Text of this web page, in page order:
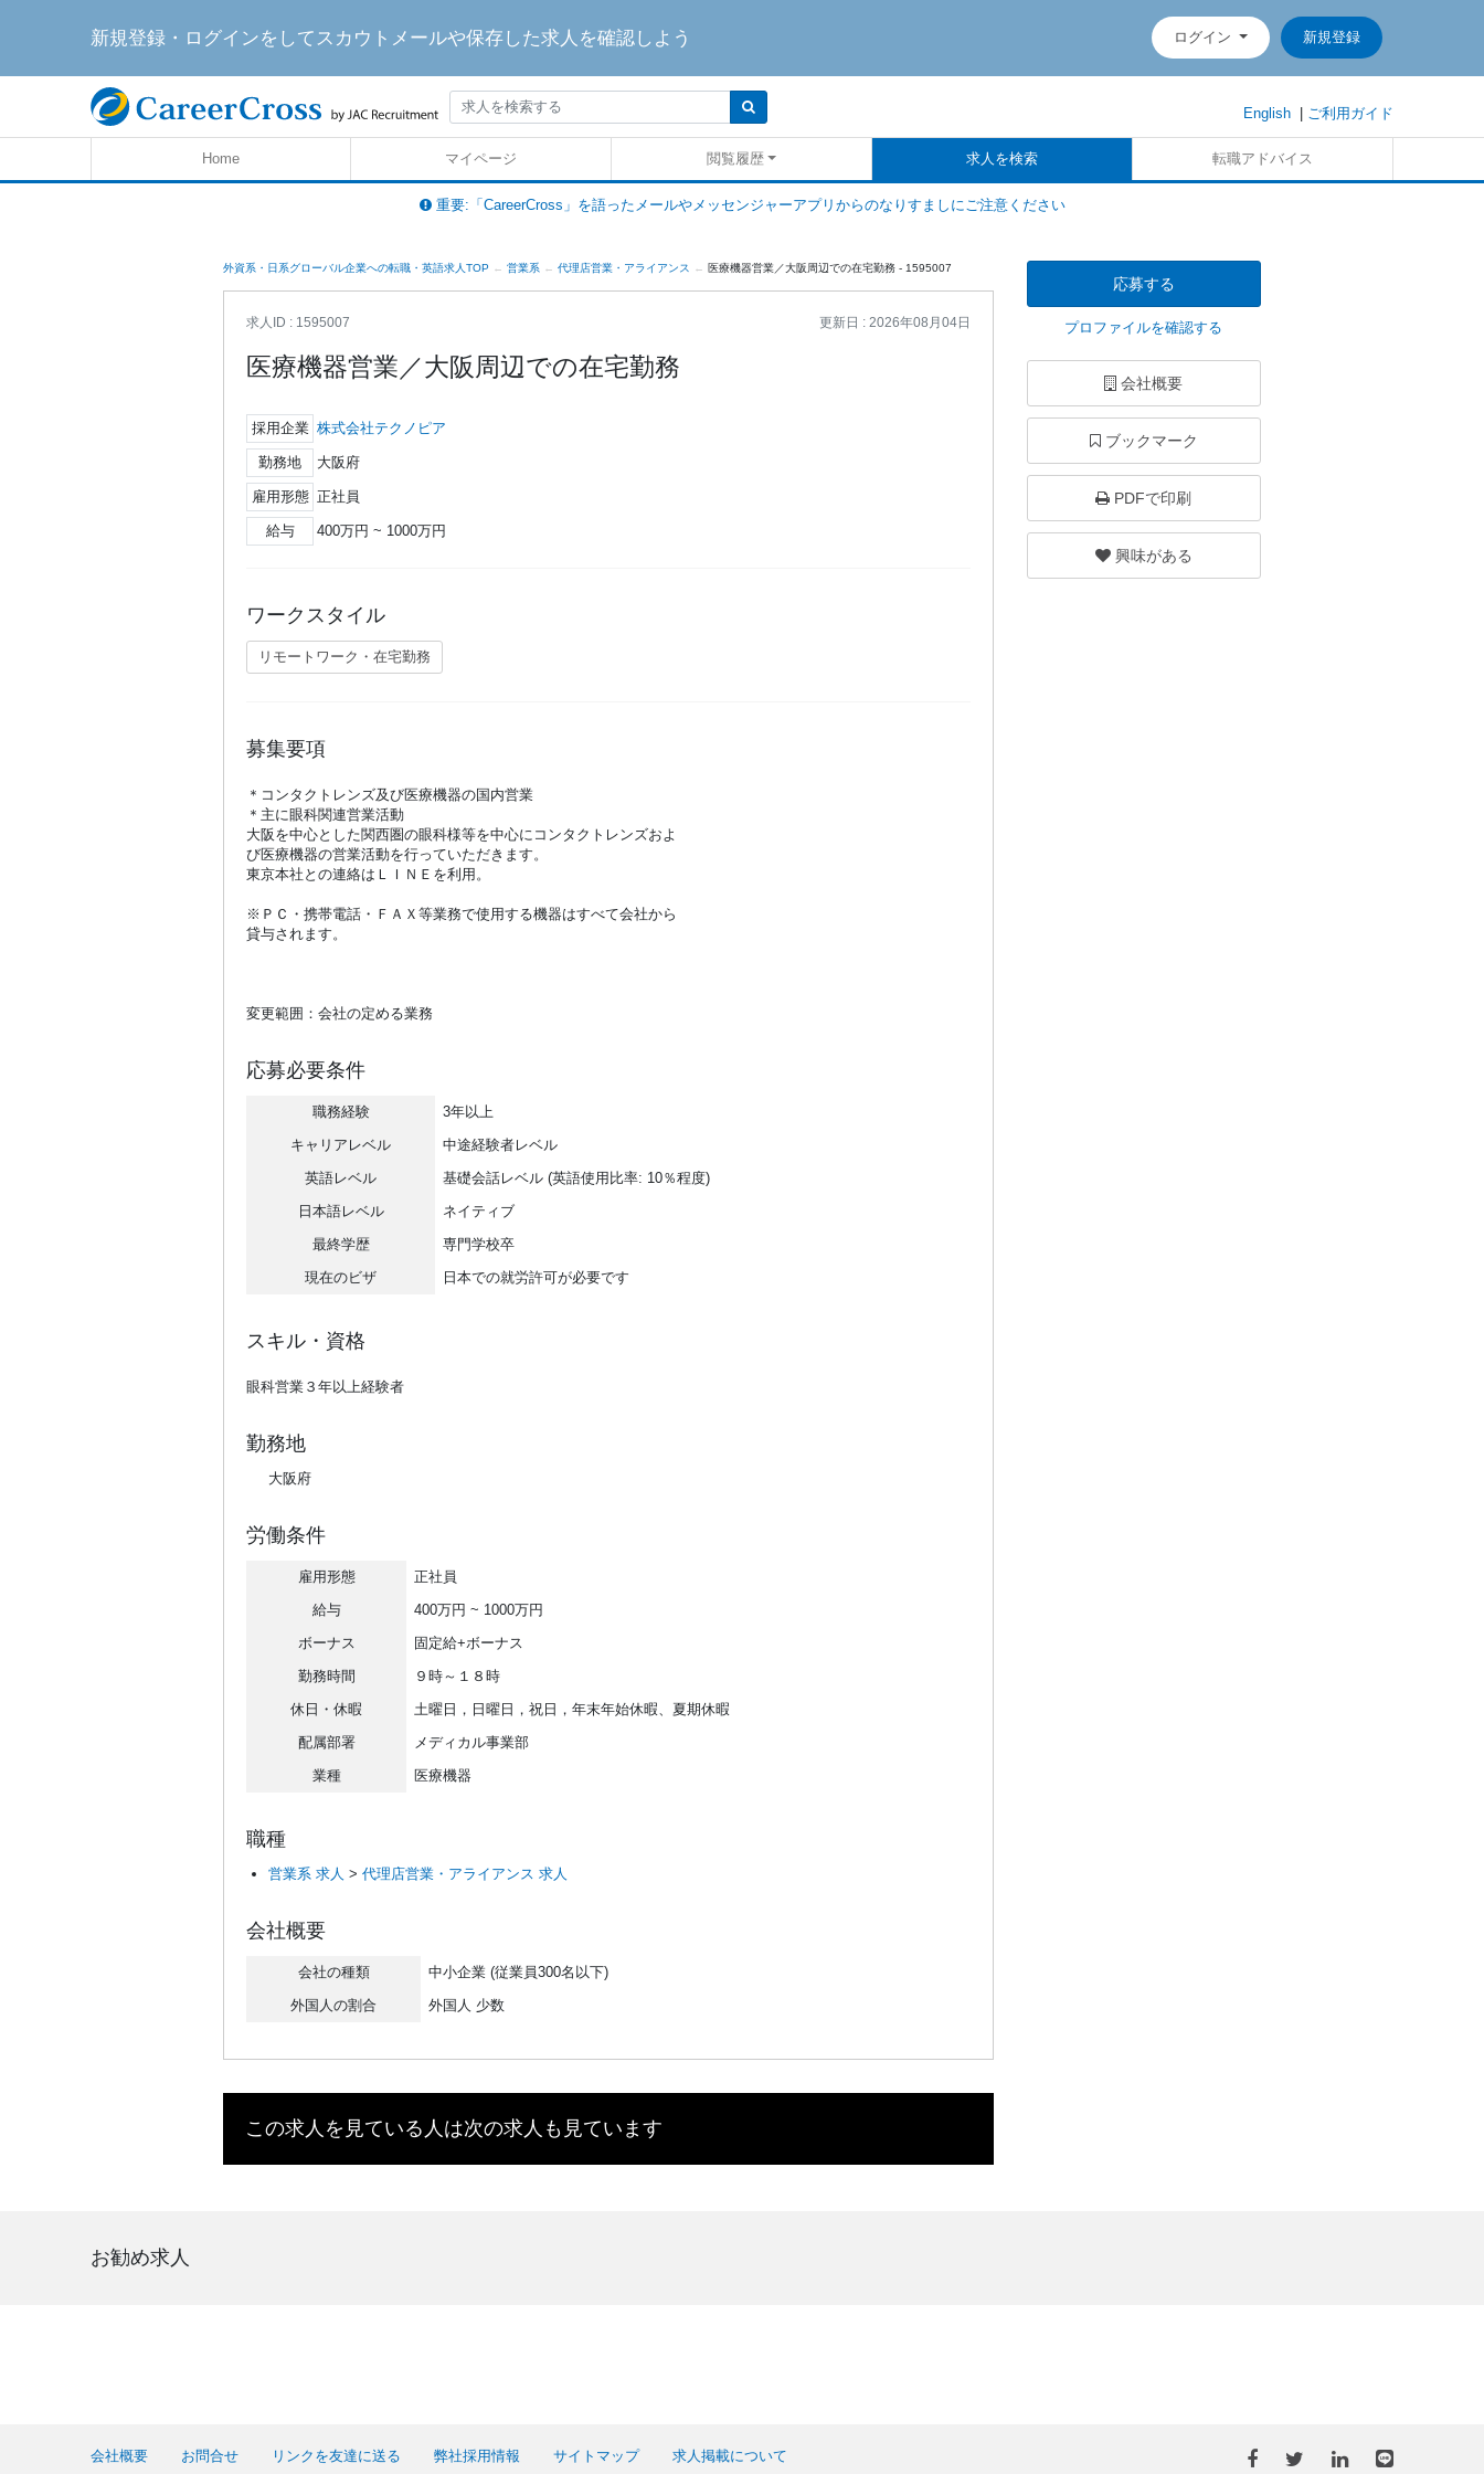
新規登録・ログインをしてスカウトメールや保存した求人を確認しよう ログイン 新規登録
English| ご利用ガイド
Home マイページ 閲覧履歴 求人を検索 転職アドバイス
重要:「CareerCross」を語ったメールやメッセンジャーアプリからのなりすましにご注意ください
外資系・日系グローバル企業への転職・英語求人TOP 営業系 代理店営業・アライアンス 医療機器営業／大阪周辺での在宅勤務 - 1595007
求人ID : 1595007 更新日 : 2026年08月04日
医療機器営業／大阪周辺での在宅勤務
採用企業 株式会社テクノピア
勤務地 大阪府
雇用形態 正社員
給与 400万円 ~ 1000万円
ワークスタイル
リモートワーク・在宅勤務
募集要項
＊コンタクトレンズ及び医療機器の国内営業
＊主に眼科関連営業活動
大阪を中心とした関西圏の眼科様等を中心にコンタクトレンズおよ
び医療機器の営業活動を行っていただきます。
東京本社との連絡はＬＩＮＥを利用。
※ＰＣ・携帯電話・ＦＡＸ等業務で使用する機器はすべて会社から
貸与されます。
変更範囲：会社の定める業務
応募必要条件
職務経験
3年以上
キャリアレベル
中途経験者レベル
英語レベル
基礎会話レベル (英語使用比率: 10％程度)
日本語レベル
ネイティブ
最終学歴
専門学校卒
現在のビザ
日本での就労許可が必要です
スキル・資格
眼科営業３年以上経験者
勤務地
大阪府
労働条件
雇用形態
正社員
給与
400万円 ~ 1000万円
ボーナス
固定給+ボーナス
勤務時間
９時～１８時
休日・休暇
土曜日，日曜日，祝日，年末年始休暇、夏期休暇
配属部署
メディカル事業部
業種
医療機器
職種
営業系 求人 > 代理店営業・アライアンス 求人
会社概要
会社の種類
中小企業 (従業員300名以下)
外国人の割合
外国人 少数
この求人を見ている人は次の求人も見ています
応募する
プロファイルを確認する
会社概要
ブックマーク
PDFで印刷
興味がある
お勧め求人
会社概要 お問合せ リンクを友達に送る 弊社採用情報 サイトマップ 求人掲載について